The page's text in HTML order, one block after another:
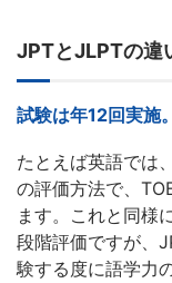
JPTとJLPTの違
試験は年12回実施
たとえば英語では
の評価方法で、
ます。これと同様
段階評価ですが、
験する度に語学力